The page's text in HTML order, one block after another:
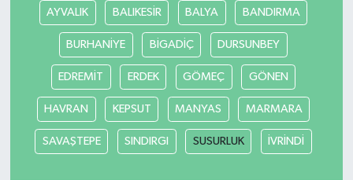
AYVALIK BALIKESİR BALYA BANDIRMA
BURHANİYE BİGADİÇ DURSUNBEY
EDREMİT ERDEK GÖMEÇ GÖNEN
HAVRAN KEPSUT MANYAS MARMARA
SAVAŞTEPE SINDIRGI SUSURLUK İVRİNDİ